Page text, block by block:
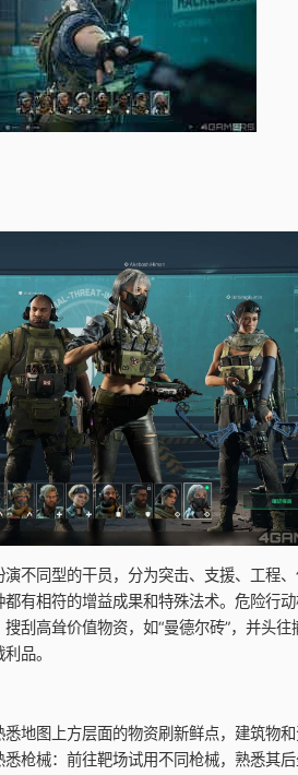
演不同型的干员，分为突击、支援、工程
有相符的增益成果和特殊法术。 危险行
刮高耸价值物资，如“曼德尔砖”，并头往
品。
悉地图上方层面的物资刷新鲜点，建筑物
悉枪械：前往靶场试用不同枪械，熟悉其